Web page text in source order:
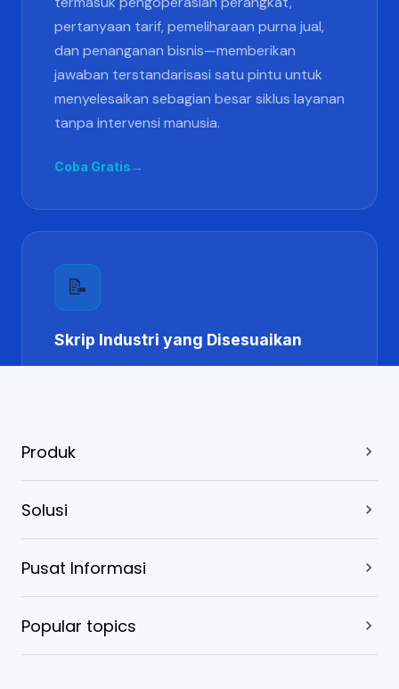
Produk
Solusi
Pusat Informasi
Popular topics